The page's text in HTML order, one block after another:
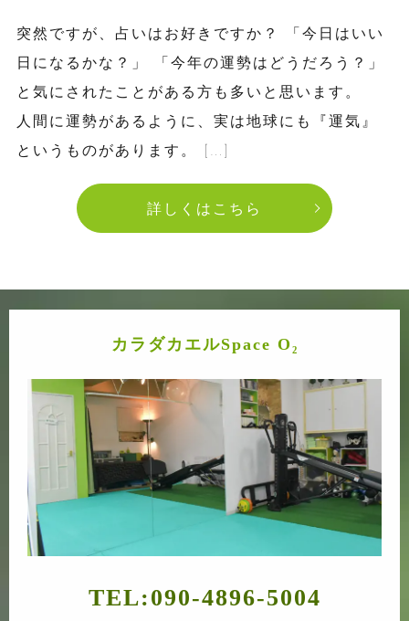
突然ですが、占いはお好きですか？ 「今日はいい
日になるかな？」 「今年の運勢はどうだろう？」
と気にされたことがある方も多いと思います。
人間に運勢があるように、実は地球にも『運気』
というものがあります。 […]
詳しくはこちら
カラダカエルSpace O₂
TEL:090-4896-5004